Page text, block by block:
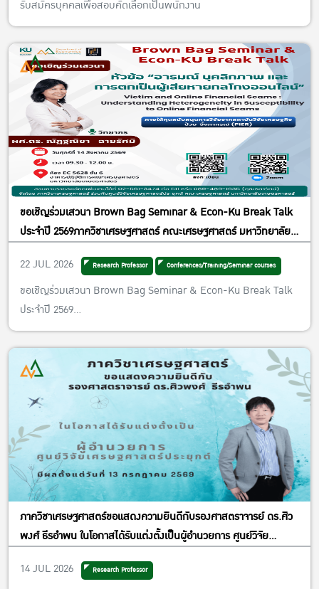
รับสมัครบุคคลเพื่อสอบคัดเลือกเป็นพนักงาน
ขอเชิญร่วมเสวนา Brown Bag Seminar & Econ-Ku Break Talk
ประจำปี 2569ภาควิชาเศรษฐศาสตร์ คณะเศรษฐศาสตร์ มหาวิทยาลัย
โกงออนไลน์ : Victim and Online Financial Scams :
Understanding Heterogeneity in Susceptibility to Online
Financial Scams”วันศุกร์ที่ 14 สิงหาคม 2569 เวลา 09.30 – 12.00
น.
22 JUL 2026 Research Professor Conferences/Training/Seminar courses
ขอเชิญร่วมเสวนา Brown Bag Seminar & Econ-Ku Break Talk
ประจำปี 2569
ภาควิชาเศรษฐศาสตร์ คณะเศรษฐศาสตร์ มหาวิทยาลัยเกษตรศาสตร์
หัวข้อ “อารมณ์ บุคลิกภาพ และการตกเป็นผู้เสียหายกลโกงออนไลน์ :
Victim and Online Financial Scams : Understanding
Heterogeneity in Susceptibility to Online Financial Scams”
วันศุกร์ที่ 14 สิงหาคม 2569 เวลา 09.30 – 12.00 น.
ณ ห้อง EC 5628 ชั้น 6 อาคารปฏิบัติการคณะเศรษฐศาสตร์
มหาวิทยาลัยเกษตรศาสตร์
สามารถลงทะเบียนเข้าร่วมที่ Link >>https://kasets.art/8PdLd9
โดยไม่มีค่าใช้จ่าย
เข้าร่วมออนไลน์ผ่าน Zoom ลงทะเบียนได้ที่ Link >>
https://kasets.art/IDpr1y
Join Zoom Meeting ID: 944 7531 2376 Passcode: 792464
สอบถามข้อมูลเพิ่มเติมได้ที่ : 02-561-3474 ต่อ 511 หรือ 089-489-
1635 (คุณธิดารัตน์)
ภาควิชาเศรษฐศาสตร์ขอแสดงความยินดีกับรองศาสตราจารย์ ดร.ศิว
พงศ์ ธีรอำพน ในโอกาสได้รับแต่งตั้งเป็นผู้อำนวยการ ศูนย์วิจัย
14 JUL 2026 Research Professor